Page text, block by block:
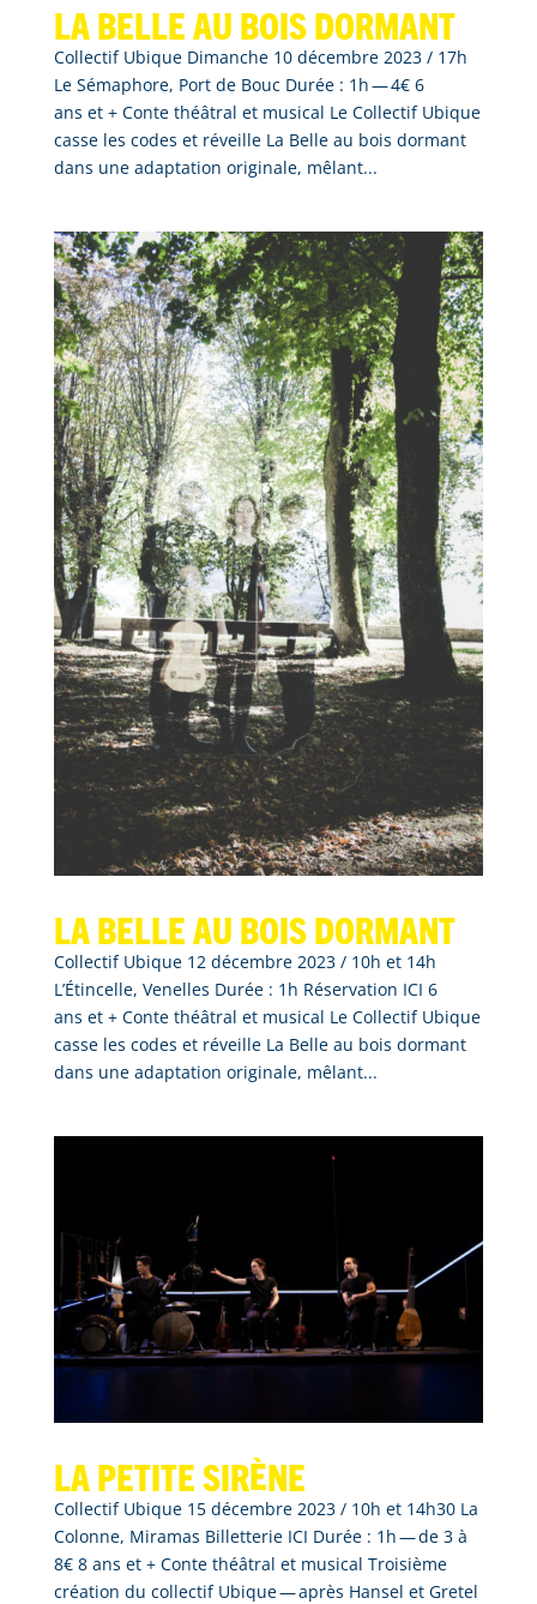
La belle au bois dormant
Collectif Ubique Dimanche 10 décembre 2023 / 17h
Le Sémaphore, Port de Bouc Durée : 1h — 4€ 6
ans et + Conte théâtral et musical Le Collectif Ubique
casse les codes et réveille La Belle au bois dormant
dans une adaptation originale, mêlant...
La belle au bois dormant
Collectif Ubique 12 décembre 2023 / 10h et 14h
L’Étincelle, Venelles Durée : 1h Réservation ICI 6
ans et + Conte théâtral et musical Le Collectif Ubique
casse les codes et réveille La Belle au bois dormant
dans une adaptation originale, mêlant...
La Petite sirène
Collectif Ubique 15 décembre 2023 / 10h et 14h30 La
Colonne, Miramas Billetterie ICI Durée : 1h — de 3 à
8€ 8 ans et + Conte théâtral et musical Troisième
création du collectif Ubique — après Hansel et Gretel